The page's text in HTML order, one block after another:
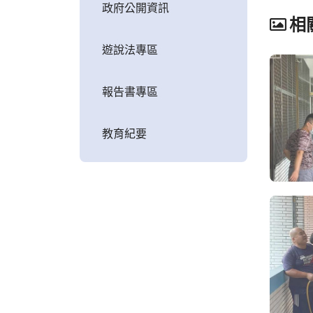
政府公開資訊
遊說法專區
報告書專區
教育紀要
相